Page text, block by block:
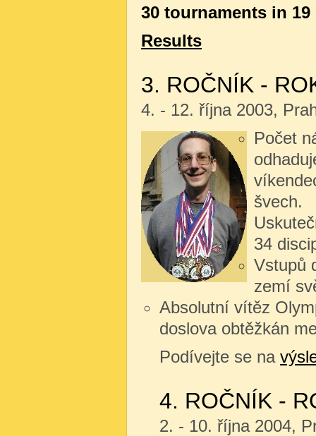
30 tournaments in 19
Results
3. ROČNÍK -
4. - 12. října 2003,
Počet
švech.
34
Vstupů
zemí
Absolutní vítěz
doslova obtěžkán
Podívejte se na
4. ROČNÍK -
2. - 10. října 2004,